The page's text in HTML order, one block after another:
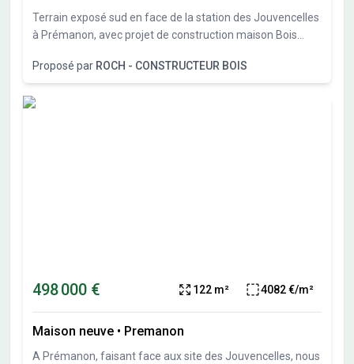
Terrain exposé sud en face de la station des Jouvencelles
à Prémanon, avec projet de construction maison Bois
Proposé par ROCH - CONSTRUCTEUR BOIS
498 000 € 122 m² 4082 €/m²
Maison neuve • Premanon
A Prémanon, faisant face aux site des Jouvencelles, nous